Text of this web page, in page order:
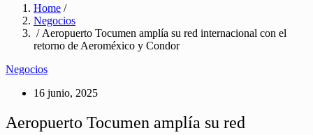
Home /
Negocios
/ Aeropuerto Tocumen amplía su red internacional con el
retorno de Aeroméxico y Condor
Negocios
16 junio, 2025
Aeropuerto Tocumen amplía su red